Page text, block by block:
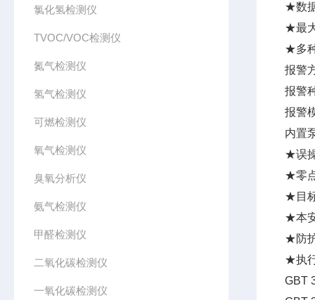
氯化氢检测仪
TVOC/VOC检测仪
氮气检测仪
氢气检测仪
可燃检测仪
氧气检测仪
臭氧分析仪
氨气检测仪
甲醛检测仪
二氧化碳检测仪
一氧化碳检测仪
★数
★最
★多
报警
报警
报警
内置
★误
★零
★目
★本
★防
★执
GBT